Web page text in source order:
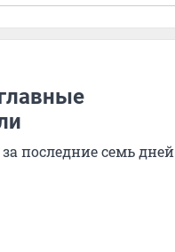
последние семь дней